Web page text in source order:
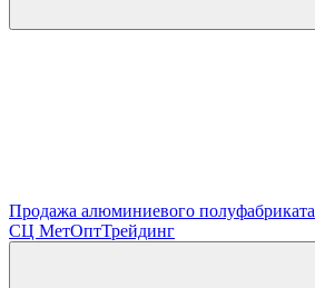
Продажа алюминиевого полуфабриката
СЦ МетОптТрейдинг